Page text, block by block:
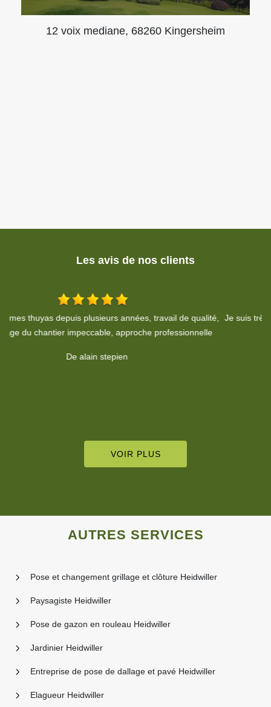
12 voix mediane, 68260 Kingersheim
Les avis de nos clients
Je suis très satisfaite du travail d'élagage effectué chez moi mercl
VOIR PLUS
AUTRES SERVICES
Pose et changement grillage et clôture Heidwiller
Paysagiste Heidwiller
Pose de gazon en rouleau Heidwiller
Jardinier Heidwiller
Entreprise de pose de dallage et pavé Heidwiller
Elagueur Heidwiller